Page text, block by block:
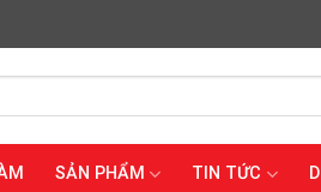
SẢN PHẨM TIN TỨC